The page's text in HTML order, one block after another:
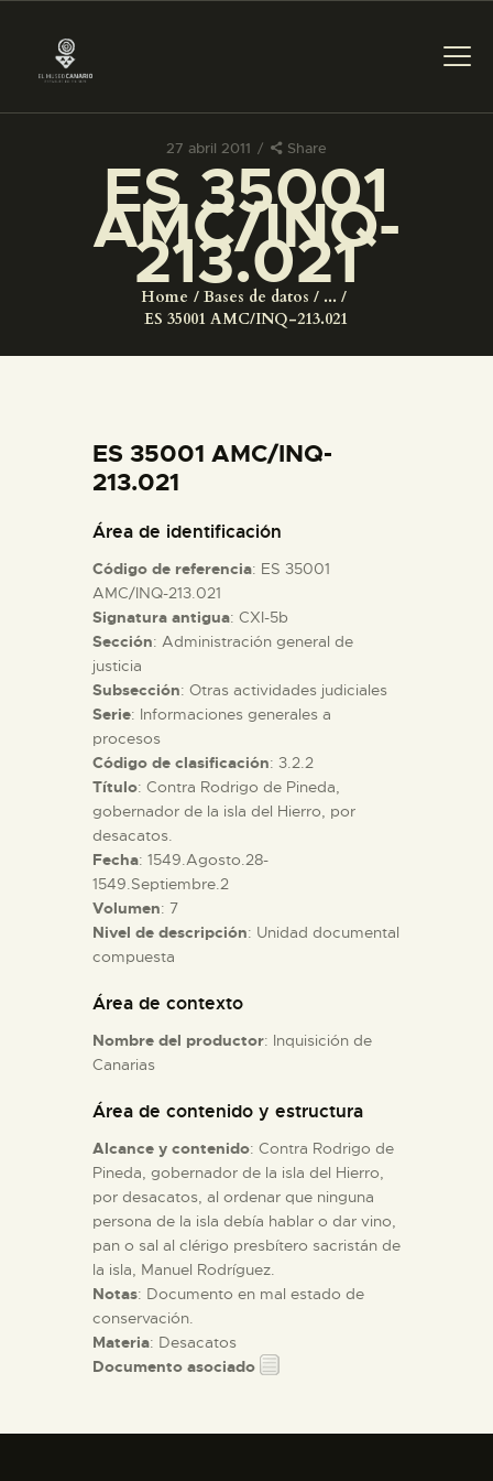
27 abril 2011 Share
ES 35001
AMC/INQ-
213.021
Home Bases de datos
...
ES 35001 AMC/INQ-213.021
PREPARAR LA VISITA
ACTIVIDADES
COLECCIONES
ESPAÑOL
PREPARAR LA VISITA
ACTIVIDADES
█
EL MUSEO
COLECCIONES
ESPAÑOL
ES 35001 AMC/INQ-
213.021
Área de identificación
Código de referencia: ES 35001
AMC/INQ-213.021
Signatura antigua: CXI-5b
Sección: Administración general de
justicia
Subsección: Otras actividades judiciales
Serie: Informaciones generales a
procesos
Código de clasificación: 3.2.2
Título: Contra Rodrigo de Pineda,
gobernador de la isla del Hierro, por
desacatos.
Fecha: 1549.Agosto.28-
1549.Septiembre.2
Volumen: 7
Nivel de descripción: Unidad documental
compuesta
Área de contexto
Nombre del productor: Inquisición de
Canarias
Área de contenido y estructura
Alcance y contenido: Contra Rodrigo de
Pineda, gobernador de la isla del Hierro,
por desacatos, al ordenar que ninguna
persona de la isla debía hablar o dar vino,
pan o sal al clérigo presbítero sacristán de
la isla, Manuel Rodríguez.
Notas: Documento en mal estado de
conservación.
Materia: Desacatos
Documento asociado